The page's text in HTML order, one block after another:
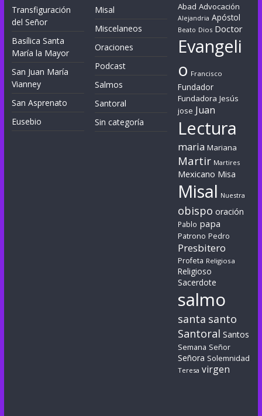
Transfiguración
del Señor
Basílica Santa
María la Mayor
San Juan María
Vianney
San Asprenato
Eusebio
Misal
Miscelaneos
Oraciones
Podcast
Salmos
Santoral
Sin categoría
Abad Advocación
Alejandria Apóstol
Beato Dios Doctor
Evangeli
o Francisco
Fundador
Fundadora Jesús
jose Juan
Lectura
maria Mariana
Martir Martires
Mexicano Misa
Misal Nuestra
obispo oración
Pablo papa
Patrono Pedro
Presbitero
Profeta Religiosa
Religioso
Sacerdote
salmo
santa santo
Santoral Santos
Semana Señor
Señora Solemnidad
Teresa virgen